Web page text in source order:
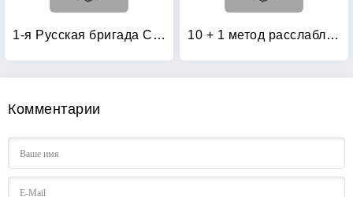
1-я Русская бригада СС «Дружина» 10 + 1 метод расслабления
Комментарии